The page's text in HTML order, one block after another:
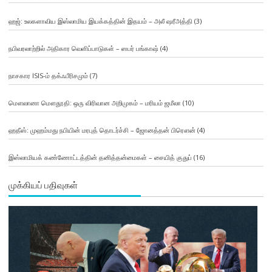
ஹஜ்: உலகளாவிய இஸ்லாமிய இயக்கத்தின் இதயம் – அலீ ஷரீஅத்தி (3)
நபிவரலாற்றில் அதிகார வெளிப்பாடுகள் – ஸபர் பங்காஷ் (4)
நாசகார ISIS-ம் தக்ஃபீரிசமும்(7)
மௌலானா மௌதூதி: ஒரு விரிவான அறிமுகம் – மரியம் ஜமீலா (10)
ஹதீஸ்: முஹம்மது நபியின் மரபுத் தொடர்ச்சி – ஜோனத்தன் பிரௌன் (4)
இஸ்லாமியக் கண்ணோட்டத்தின் தனித்தன்மைகள் – சையித் குதுப் (16)
முக்கியப் பதிவுகள்